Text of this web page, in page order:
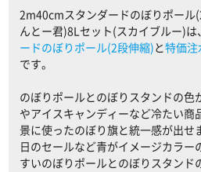
2m40cmスタンダードのぼりポール
んとー君)8Lセット(スカイブルー)は
ードのぼりポール(2段伸縮)と特価注
です。
のぼりポールとのぼりスタンドの色
やアイスキャンディーなど冷たい商
景に使ったのぼり旗と統一感が出せ
日のセールなど青がイメージカラー
すいのぼりポールとのぼりスタンド